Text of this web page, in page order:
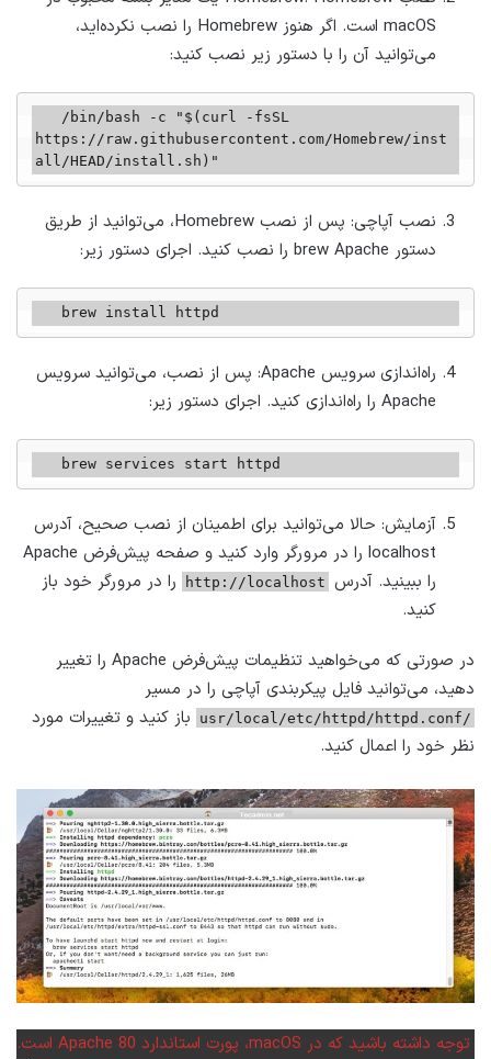
macOS است. اگر هنوز Homebrew را نصب نکرده‌اید،
می‌توانید آن را با دستور زیر نصب کنید:
https://raw.githubusercontent.com/Homebrew/inst
all/HEAD/install.sh)"
نصب آپاچی: پس از نصب Homebrew، می‌توانید از طریق
دستور brew Apache را نصب کنید. اجرای دستور زیر:
   brew install httpd
راه‌اندازی سرویس Apache: پس از نصب، می‌توانید سرویس
Apache را راه‌اندازی کنید. اجرای دستور زیر:
   brew services start httpd
آزمایش: حالا می‌توانید برای اطمینان از نصب صحیح، آدرس
localhost را در مرورگر وارد کنید و صفحه پیش‌فرض Apache
را ببینید. آدرس http://localhost
را در مرورگر خود باز
کنید.
در صورتی که می‌خواهید تنظیمات پیش‌فرض Apache را تغییر
دهید، می‌توانید فایل پیکربندی آپاچی را در مسیر
/usr/local/etc/httpd/httpd.conf
باز کنید و تغییرات مورد
نظر خود را اعمال کنید.
توجه داشته باشید که در macOS، پورت استاندارد Apache 80 است.